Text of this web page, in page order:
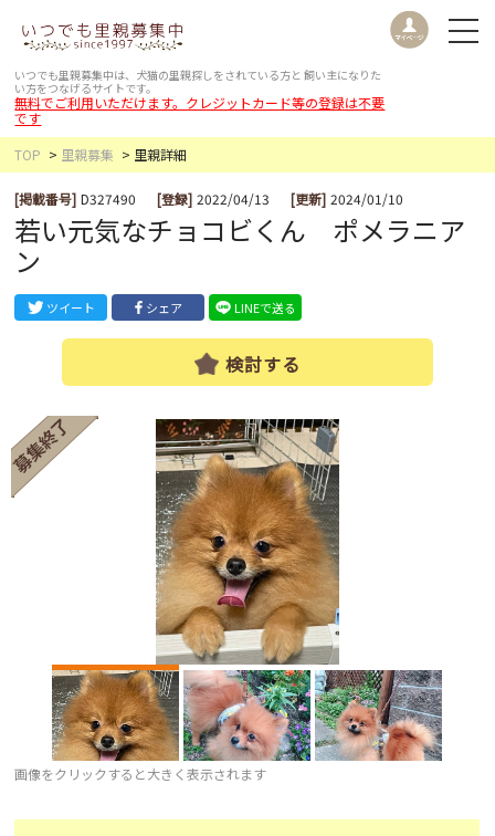
いつでも里親募集中は、犬猫の里親探しをされている方と 飼い主になりた
い方をつなげるサイトです。
無料でご利用いただけます。クレジットカード等の登録は不要
です
TOP
里親募集 里親詳細
[掲載番号] D327490 [登録] 2022/04/13 [更新] 2024/01/10
若い元気なチョコビくん ポメラニア
ン
ツイート シェア LINEで送る
検討する
画像をクリックすると大きく表示されます